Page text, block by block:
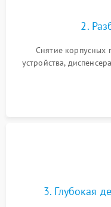
2.
Снятие корпусных
устройства,
внутренних узлов
Промывка дренажных
3. Глубокая